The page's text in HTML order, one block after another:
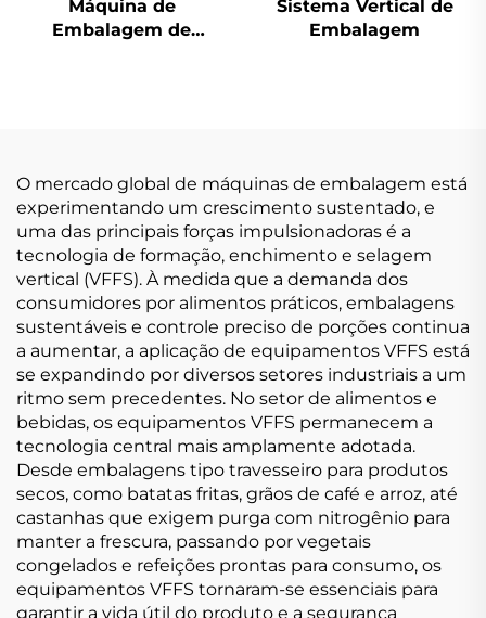
Máquina de
Embalagem de
Sistema Vertical de
Embalagem
O mercado global de máquinas de embalagem está
experimentando um crescimento sustentado, e
uma das principais forças impulsionadoras é a
tecnologia de formação, enchimento e selagem
vertical (VFFS). À medida que a demanda dos
consumidores por alimentos práticos, embalagens
sustentáveis e controle preciso de porções continua
a aumentar, a aplicação de equipamentos VFFS está
se expandindo por diversos setores industriais a um
ritmo sem precedentes. No setor de alimentos e
bebidas, os equipamentos VFFS permanecem a
tecnologia central mais amplamente adotada.
Desde embalagens tipo travesseiro para produtos
secos, como batatas fritas, grãos de café e arroz, até
castanhas que exigem purga com nitrogênio para
manter a frescura, passando por vegetais
congelados e refeições prontas para consumo, os
equipamentos VFFS tornaram-se essenciais para
garantir a vida útil do produto e a segurança